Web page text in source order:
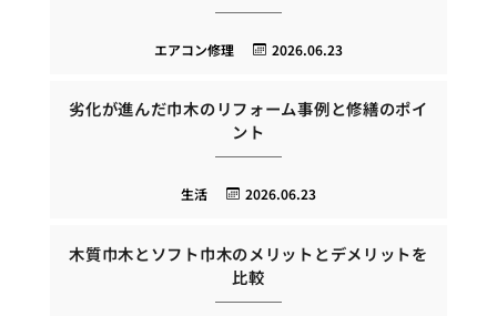
2026.06.23
エアコン修理
劣化が進んだ巾木のリフォーム事例と修繕のポイ
ント
2026.06.23
生活
木質巾木とソフト巾木のメリットとデメリットを
比較